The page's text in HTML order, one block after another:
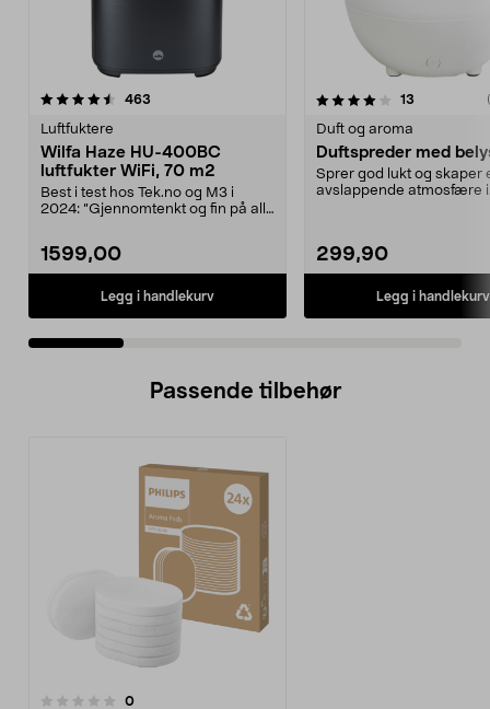
463
Luftfuktere
Wilfa Haze HU-400BC
luftfukter WiFi, 70 m2
Best i test hos Tek.no og M3 i
2024: ”Gjennomtenkt og fin på alle
1599,00
Legg i handlekurv
4.0 av 5 stjerner 13 anmeldelser
Duft og aroma
Duftspreder med
Sprer god lukt og skaper
avslappende atmosfære i
299,90
Legg i handlekurv
4.5 av 5 stjerner
Passende tilbehør
0anmeldelser